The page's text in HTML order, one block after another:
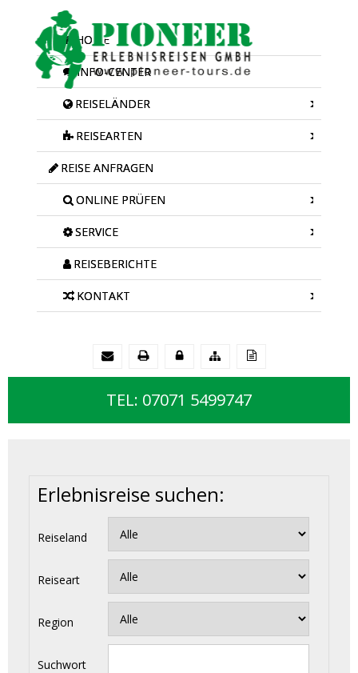
HOME
INFO-CENTER
REISELÄNDER
REISEARTEN
REISE ANFRAGEN
ONLINE PRÜFEN
SERVICE
REISEBERICHTE
KONTAKT
TEL: 07071 5499747
Erlebnisreise suchen:
Reiseland
Reiseart
Region
Suchwort